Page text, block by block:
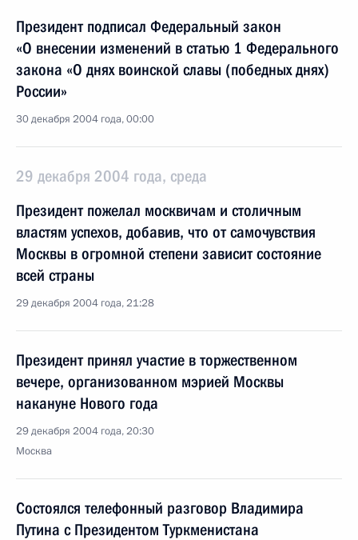
Президент подписал Федеральный закон
«О внесении изменений в статью 1 Федерального
закона «О днях воинской славы (победных днях)
России»
30 декабря 2004 года, 00:00
29 декабря 2004 года, среда
Президент пожелал москвичам и столичным
властям успехов, добавив, что от самочувствия
Москвы в огромной степени зависит состояние
всей страны
29 декабря 2004 года, 21:28
Президент принял участие в торжественном
вечере, организованном мэрией Москвы
накануне Нового года
29 декабря 2004 года, 20:30
Москва
Состоялся телефонный разговор Владимира
Путина с Президентом Туркменистана